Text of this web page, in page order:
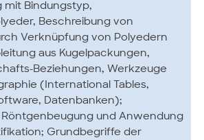
mit Bindungstyp,
Beschreibung von
Verknüpfung von Polyedern
aus Kugelpackungen,
Beziehungen, Werkzeuge
(International Tables,
Datenbanken);
und Anwendung
Grundbegriffe der